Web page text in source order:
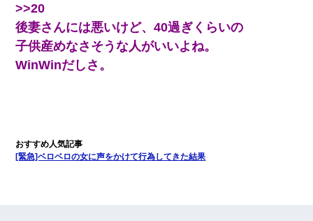
>>20
後妻さんには悪いけど、40過ぎくらいの
子供産めなさそうな人がいいよね。
WinWinだしさ。
[緊急]ベロベロの女に声をかけて行為してきた結果